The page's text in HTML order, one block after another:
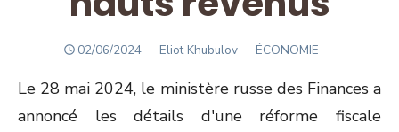
POSTED
02/06/2024 Author
Eliot Khubulov ÉCONOMIE
Le 28 mai 2024, le ministère russe des Finances a
annoncé les détails d'une réforme fiscale